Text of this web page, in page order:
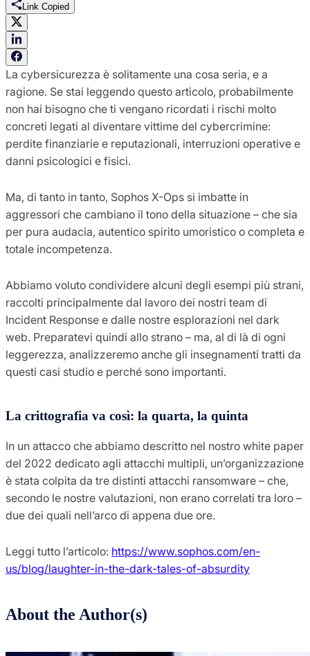
Link Copied
La cybersicurezza è solitamente una cosa seria, e a
ragione. Se stai leggendo questo articolo, probabilmente
non hai bisogno che ti vengano ricordati i rischi molto
concreti legati al diventare vittime del cybercrimine:
perdite finanziarie e reputazionali, interruzioni operative e
danni psicologici e fisici.
Ma, di tanto in tanto, Sophos X-Ops si imbatte in
aggressori che cambiano il tono della situazione – che sia
per pura audacia, autentico spirito umoristico o completa e
totale incompetenza.
Abbiamo voluto condividere alcuni degli esempi più strani,
raccolti principalmente dal lavoro dei nostri team di
Incident Response e dalle nostre esplorazioni nel dark
web. Preparatevi quindi allo strano – ma, al di là di ogni
leggerezza, analizzeremo anche gli insegnamenti tratti da
questi casi studio e perché sono importanti.
La crittografia va così: la quarta, la quinta
In un attacco che abbiamo descritto nel nostro white paper
del 2022 dedicato agli attacchi multipli, un’organizzazione
è stata colpita da tre distinti attacchi ransomware – che,
secondo le nostre valutazioni, non erano correlati tra loro –
due dei quali nell’arco di appena due ore.
Leggi tutto l’articolo: https://www.sophos.com/en-
us/blog/laughter-in-the-dark-tales-of-absurdity
About the Author(s)